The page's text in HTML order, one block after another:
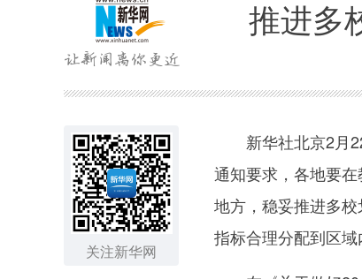
推进多
关注新华网
新华社北京2月22
通知要求，各地要
地方，稳妥推进多
指标合理分配到区